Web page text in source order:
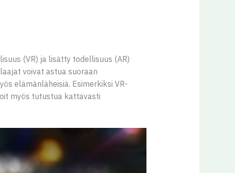
(VR) ja lisätty todellisuus (AR)
voivat astua suoraan
elämänläheisiä. Esimerkiksi VR-
myös tutustua kattavasti